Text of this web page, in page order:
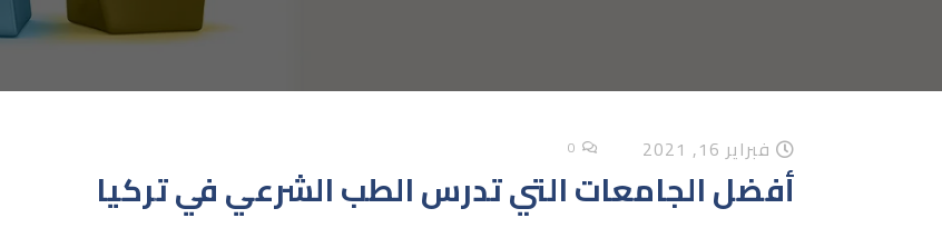
فبراير 16, 2021 0
أفضل الجامعات التي تدرس الطب الشرعي في تركيا